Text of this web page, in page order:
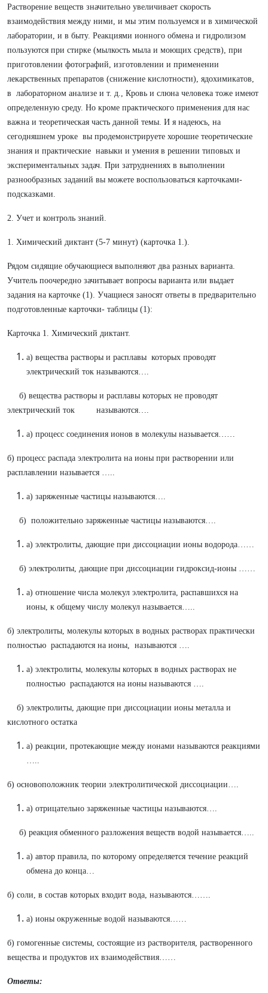
Растворение веществ значительно увеличивает скорость
взаимодействия между ними, и мы этим пользуемся и в химической
лаборатории, и в быту. Реакциями ионного обмена и гидролизом
пользуются при стирке (мылкость мыла и моющих средств), при
приготовлении фотографий, изготовлении и применении
лекарственных препаратов (снижение кислотности), ядохимикатов,
в лабораторном анализе и т. д., Кровь и слюна человека тоже имеют
определенную среду. Но кроме практического применения для нас
важна и теоретическая часть данной темы. И я надеюсь, на
сегодняшнем уроке вы продемонстрируете хорошие теоретические
знания и практические навыки и умения в решении типовых и
экспериментальных задач. При затруднениях в выполнении
разнообразных заданий вы можете воспользоваться карточками-
подсказками.
2. Учет и контроль знаний.
1. Химический диктант (5-7 минут) (карточка 1.).
Рядом сидящие обучающиеся выполняют два разных варианта.
Учитель поочередно зачитывает вопросы варианта или выдает
задания на карточке (1). Учащиеся заносят ответы в предварительно
подготовленные карточки- таблицы (1):
Карточка 1. Химический диктант.
а) вещества растворы и расплавы которых проводят
электрический ток называются….
б) вещества растворы и расплавы которых не проводят
электрический ток называются….
а) процесс соединения ионов в молекулы называется……
б) процесс распада электролита на ионы при растворении или
расплавлении называется …..
а) заряженные частицы называются….
б) положительно заряженные частицы называются….
а) электролиты, дающие при диссоциации ионы водорода……
б) электролиты, дающие при диссоциации гидроксид-ионы ……
а) отношение числа молекул электролита, распавшихся на
ионы, к общему числу молекул называется…..
б) электролиты, молекулы которых в водных растворах практически
полностью распадаются на ионы, называются ….
а) электролиты, молекулы которых в водных растворах не
полностью распадаются на ионы называются ….
б) электролиты, дающие при диссоциации ионы металла и
кислотного остатка
а) реакции, протекающие между ионами называются реакциями
…..
б) основоположник теории электролитической диссоциации….
а) отрицательно заряженные частицы называются….
б) реакция обменного разложения веществ водой называется…..
а) автор правила, по которому определяется течение реакций
обмена до конца…
б) соли, в состав которых входит вода, называются…….
а) ионы окруженные водой называются……
б) гомогенные системы, состоящие из растворителя, растворенного
вещества и продуктов их взаимодействия……
Ответы: